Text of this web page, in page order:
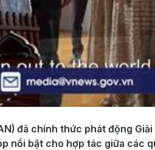
đã chính thức phát động
bật cho hợp tác giữa các